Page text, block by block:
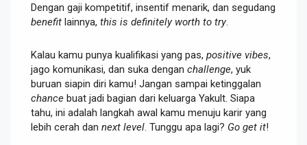
Dengan gaji kompetitif, insentif menarik, dan segudang
benefit lainnya, this is definitely worth to try.
Kalau kamu punya kualifikasi yang pas, positive vibes,
jago komunikasi, dan suka dengan challenge, yuk
buruan siapin diri kamu! Jangan sampai ketinggalan
chance buat jadi bagian dari keluarga Yakult. Siapa
tahu, ini adalah langkah awal kamu menuju karir yang
lebih cerah dan next level . Tunggu apa lagi? Go get it!